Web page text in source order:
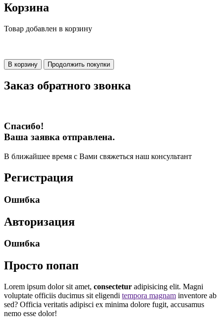
Корзина
Товар добавлен в корзину
В корзину Продолжить покупки
Заказ обратного звонка
Спасибо!
Ваша заявка отправлена.
В ближайшее время с Вами свяжеться наш консультант
Регистрация
Ошибка
Авторизация
Ошибка
Просто попап
Lorem ipsum dolor sit amet, consectetur adipisicing elit. Magni
voluptate officiis ducimus sit eligendi tempora magnam inventore ab
sed? Officia veritatis adipisci ex minima dolore fugit, accusamus
nemo esse dolor!